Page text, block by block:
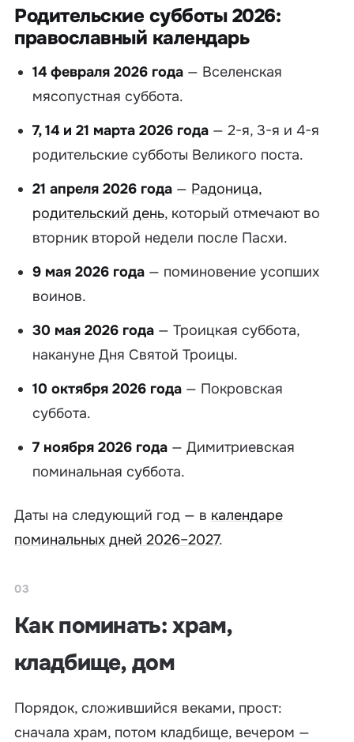
Родительские субботы 2026:
православный календарь
14 февраля 2026 года — Вселенская
мясопустная суббота.
7, 14 и 21 марта 2026 года — 2-я, 3-я и 4-я
родительские субботы Великого поста.
21 апреля 2026 года — Радоница,
родительский день, который отмечают во
вторник второй недели после Пасхи.
9 мая 2026 года — поминовение усопших
воинов.
30 мая 2026 года — Троицкая суббота,
накануне Дня Святой Троицы.
10 октября 2026 года — Покровская
суббота.
7 ноября 2026 года — Димитриевская
поминальная суббота.
Даты на следующий год — в календаре
поминальных дней 2026–2027.
03
Как поминать: храм,
кладбище, дом
Порядок, сложившийся веками, прост:
сначала храм, потом кладбище, вечером —